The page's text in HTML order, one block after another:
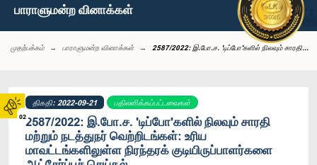
02
பாராளுமன்ற வினாக்கள்
முதற்பக்கம் பாராளுமன்ற வினாக்கள் 2587/2022: இ.போ.ச. 'டிப்போ'களில் நிலவும் சாரதி...
திகதி: 2022-09-21 பதிலளிக்கப்பட்டவைகள்
2587/2022: இ.போ.ச. 'டிப்போ'களில் நிலவும் சாரதி
மற்றும் நடத்துநர் வெற்றிடங்கள்: உரிய
மாவட்டங்களிலுள்ள நிரந்தரக் குடியிருப்பாளர்களை